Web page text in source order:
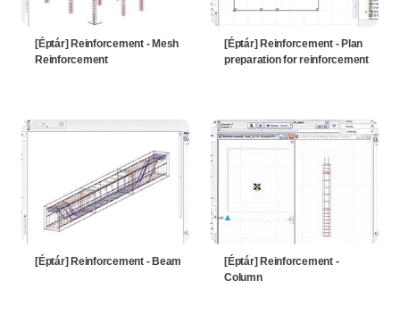
[Éptár] Reinforcement - Mesh
Reinforcement
[Éptár] Reinforcement - Plan
preparation for reinforcement
[Éptár] Reinforcement - Beam
[Éptár] Reinforcement -
Column